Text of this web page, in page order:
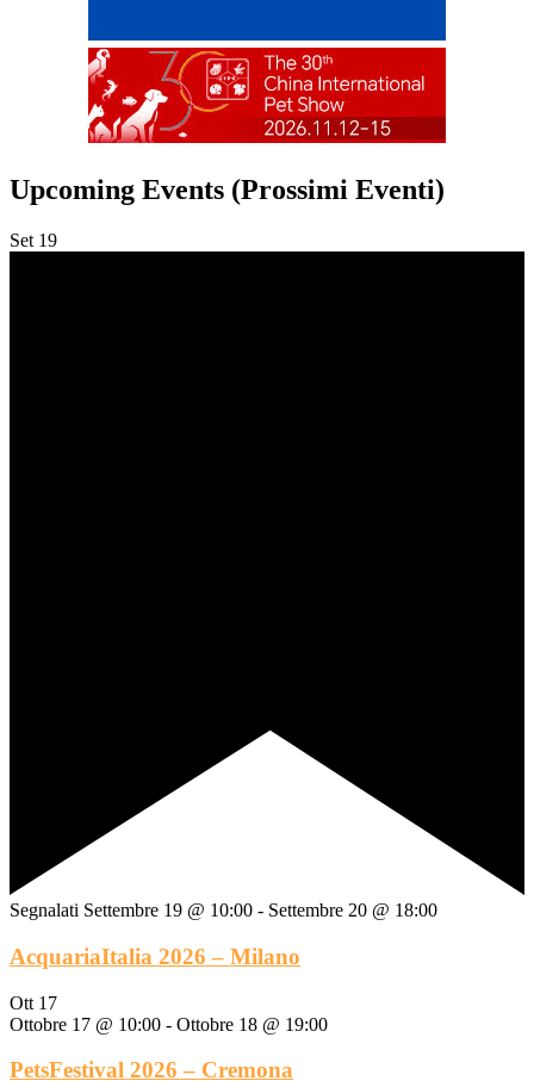
Upcoming Events (Prossimi Eventi)
Set 19
Segnalati Settembre 19 @ 10:00 - Settembre 20 @ 18:00
AcquariaItalia 2026 – Milano
Ott 17
Ottobre 17 @ 10:00 - Ottobre 18 @ 19:00
PetsFestival 2026 – Cremona